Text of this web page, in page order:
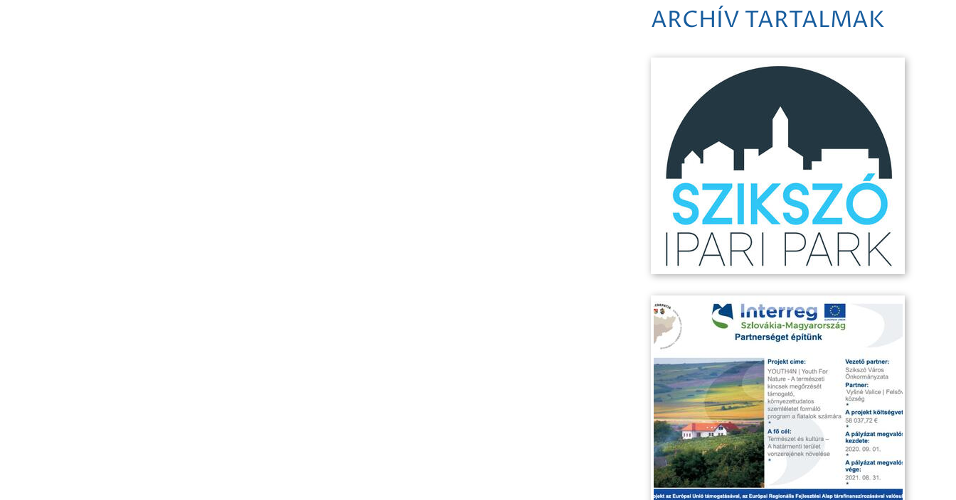
ARCHÍV TARTALMAK